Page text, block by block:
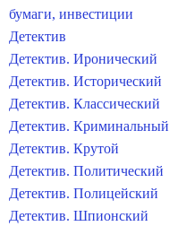
бумаги, инвестиции
Детектив
Детектив. Иронический
Детектив. Исторический
Детектив. Классический
Детектив. Криминальный
Детектив. Крутой
Детектив. Политический
Детектив. Полицейский
Детектив. Шпионский